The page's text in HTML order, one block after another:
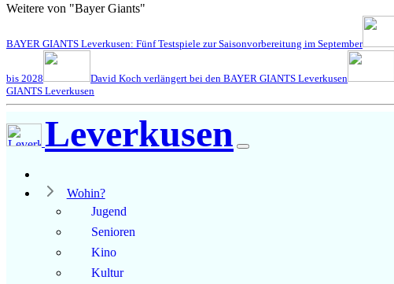
Weitere von "Bayer Giants"
BAYER GIANTS Leverkusen: Fünf Testspiele zur Saisonvorbereitung im September
bis 2028 David Koch verlängert bei den BAYER GIANTS Leverkusen
GIANTS Leverkusen
Leverkusen
Wohin?
Jugend
Senioren
Kino
Kultur